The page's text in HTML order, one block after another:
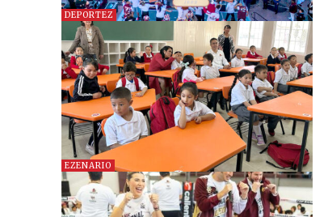
DEPORTEZ
EZENARIO